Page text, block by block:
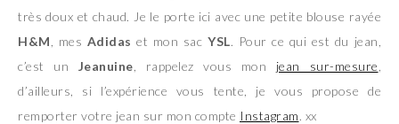
très doux et chaud. Je le porte ici avec une petite blouse rayée
H&M , mes Adidas et mon sacYSL. Pour ce qui est du jean,
c’est un Jeanuine , rappelez vous mon jean sur-mesure
d’ailleurs, si l’expérience vous tente, je vous propose de
remporter votre jean sur mon compte Instagram. xx